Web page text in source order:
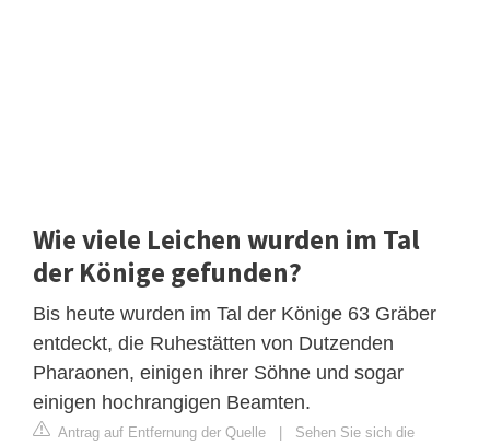
Wie viele Leichen wurden im Tal
der Könige gefunden?
Bis heute wurden im Tal der Könige 63 Gräber
entdeckt, die Ruhestätten von Dutzenden
Pharaonen, einigen ihrer Söhne und sogar
einigen hochrangigen Beamten.
Antrag auf Entfernung der Quelle | Sehen Sie sich die